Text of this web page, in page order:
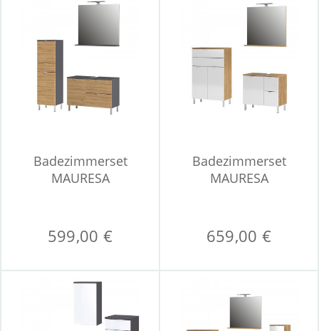
Badezimmerset
MAURESA
599,00 €
Badezimmerset
MAURESA
659,00 €